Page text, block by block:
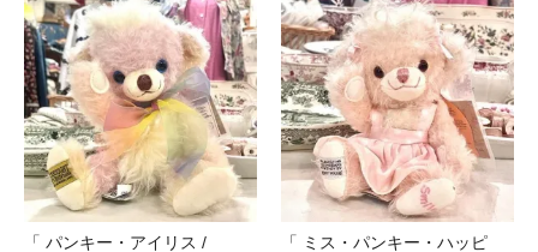
「 パンキー・アイリス /
「 ミス・パンキー・ハッピ